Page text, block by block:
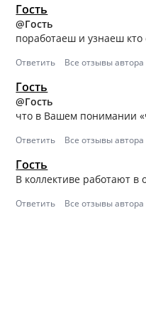
Гость
@Гость
поработаеш и узнаеш кто
Ответить Все отзывы автора
Гость
@Гость
что в Вашем понимании
Ответить Все отзывы автора
Гость
В коллективе работают в
Ответить Все отзывы автора